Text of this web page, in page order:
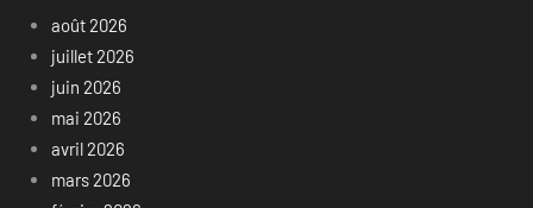
août 2026
juillet 2026
juin 2026
mai 2026
avril 2026
mars 2026